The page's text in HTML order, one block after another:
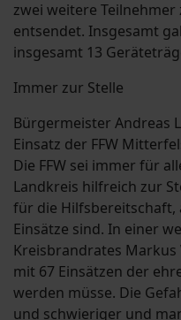
zwei weitere
entsendet. Insgesamt
insgesamt 13
Immer zur Stelle
Bürgermeister Andreas
Einsatz der FFW
Die FFW sei immer für
Landkreis hilfreich zur
für die Hilfsbereitschaft,
Einsätze sind. In einer
Kreisbrandrates
mit 67 Einsätzen der
werden müsse. Die
und schwieriger und